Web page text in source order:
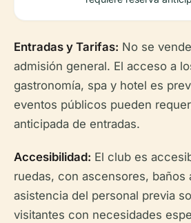
Entradas y Tarifas: No se
admisión general. El acceso a
gastronomía, spa y hotel es
eventos públicos pueden
anticipada de entradas.
Accesibilidad: El club es
ruedas, con ascensores, baños
asistencia del personal previa
visitantes con necesidades